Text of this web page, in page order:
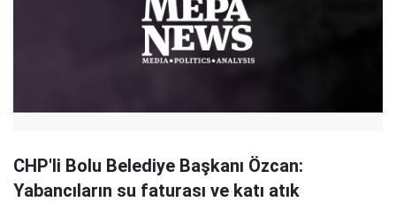
CHP'li Bolu Belediye Başkanı Özcan:
Yabancıların su faturası ve katı atık